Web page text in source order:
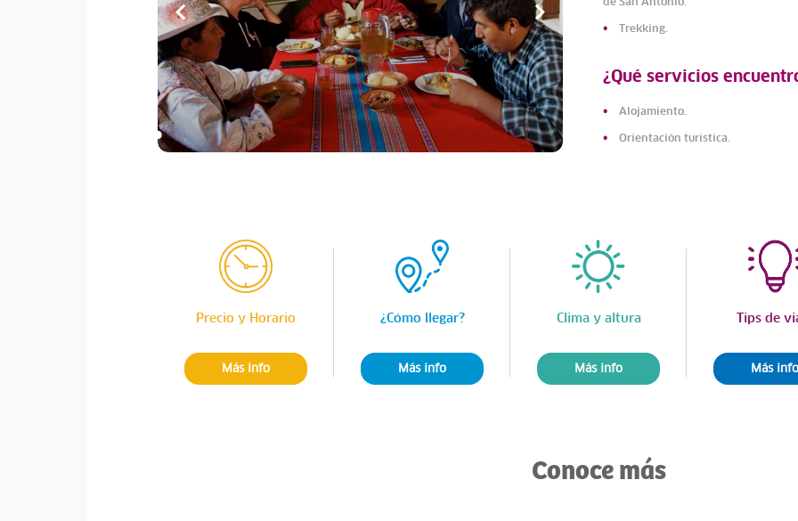
de San Antonio.
Trekking.
¿Qué servicios
Alojamiento.
Orientación turística.
Precio y Horario
Más info
¿Cómo llegar?
Más info
Clima y altura
Más info
Tips de
Más info
Conoce más